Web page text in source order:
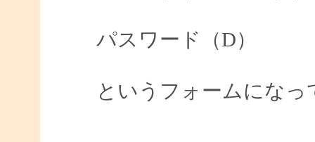
パスワード（D）
というフォームになっ